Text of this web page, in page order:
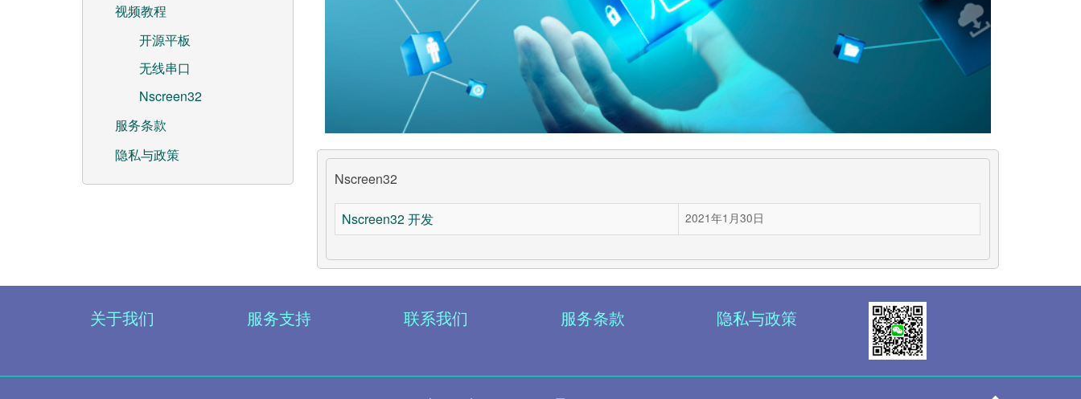
视频教程
开源平板
无线串口
Nscreen32
服务条款
隐私与政策
Nscreen32
Nscreen32 开发 2021年1月30日
关于我们 服务支持 联系我们 服务条款 隐私与政策